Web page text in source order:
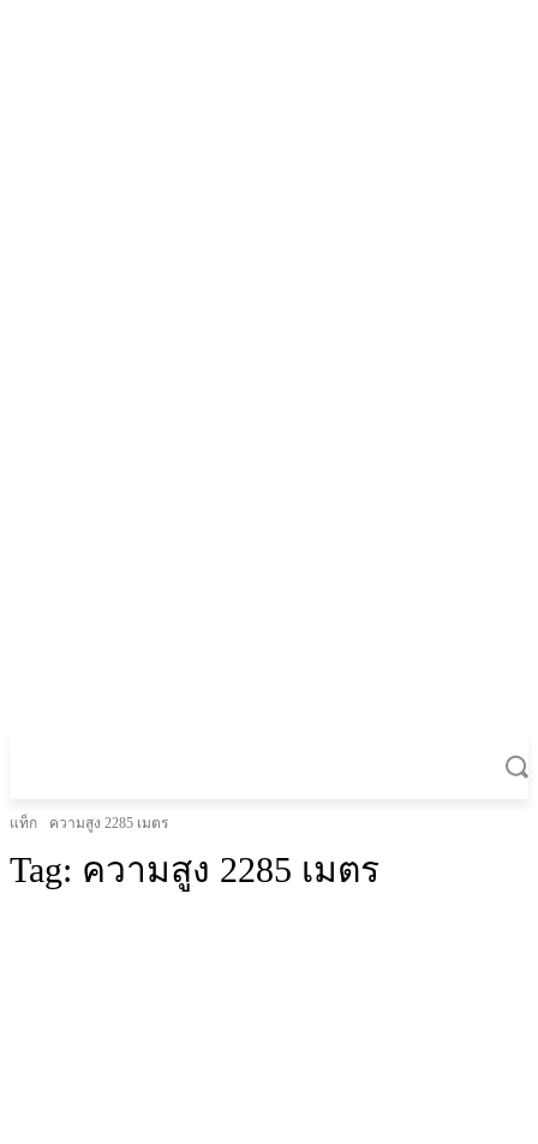
แท็ก ความสูง 2285 เมตร
Tag: ความสูง 2285 เมตร